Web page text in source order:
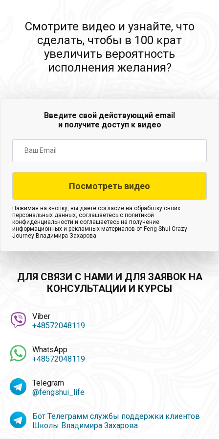
Смотрите видео и узнайте, что
сделать, чтобы в 100 крат
увеличить вероятность
исполнения желания?
Введите свой действующий email
и получите доступ к видео
Нажимая на кнопку, вы даете согласие на обработку своих
персональных данных, соглашаетесь с политикой
конфиденциальности и соглашаетесь на получение
информационных и рекламных материалов от Feng Shui Crazy
Journey Владимира Захарова
ДЛЯ СВЯЗИ С НАМИ И ДЛЯ ЗАЯВОК НА
КОНСУЛЬТАЦИИ И КУРСЫ
Viber
+48572048119
WhatsApp
+48572048119
Telegram
@fengshui_life
Бот Телеграмм службы поддержки клиентов
Школы Владимира Захарова